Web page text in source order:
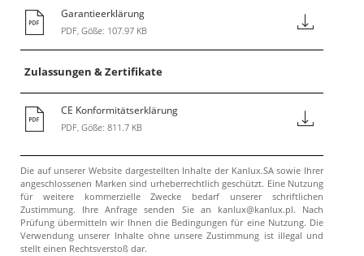
Garantieerklärung
PDF, Göße: 107.97 KB
Zulassungen & Zertifikate
CE Konformitätserklärung
PDF, Göße: 811.7 KB
Die auf unserer Website dargestellten Inhalte der Kanlux.SA sowie Ihrer
angeschlossenen Marken sind urheberrechtlich geschützt. Eine Nutzung
für weitere kommerzielle Zwecke bedarf unserer schriftlichen
Zustimmung. Ihre Anfrage senden Sie an kanlux@kanlux.pl. Nach
Prüfung übermitteln wir Ihnen die Bedingungen für eine Nutzung. Die
Verwendung unserer Inhalte ohne unsere Zustimmung ist illegal und
stellt einen Rechtsverstoß dar.